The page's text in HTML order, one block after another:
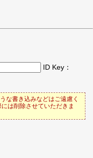
ID Key：
な書き込みなどはご遠慮く
は削除させていただきま